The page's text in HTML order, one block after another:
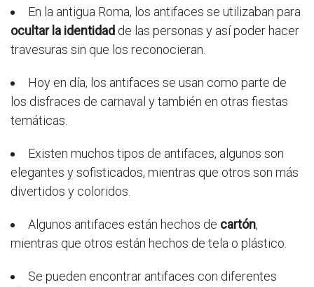
En la antigua Roma, los antifaces se utilizaban para
ocultar la identidad de las personas y así poder hacer
travesuras sin que los reconocieran.
Hoy en día, los antifaces se usan como parte de
los disfraces de carnaval y también en otras fiestas
temáticas.
Existen muchos tipos de antifaces, algunos son
elegantes y sofisticados, mientras que otros son más
divertidos y coloridos.
Algunos antifaces están hechos de cartón,
mientras que otros están hechos de tela o plástico.
Se pueden encontrar antifaces con diferentes